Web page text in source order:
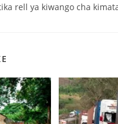
rell ya kiwango cha